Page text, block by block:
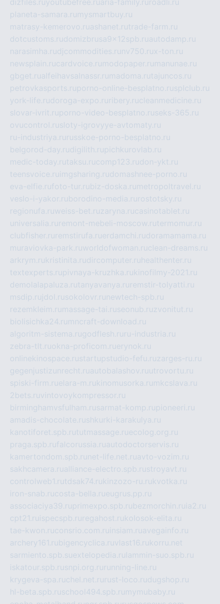
dizfiles.ruyoutubefree.ruaria-family.ru roadli.ru
planeta-samara.ru mysmartbuy.ru
matrasy-kemerovo.ruashanet.rutrade-farm.ru
dotcustoms.rudomizbrusa9x12spb.ruautodamp.ru
narasimha.rudjcommodities.ru nv750.rux-ton.ru
newsplain.rucardvoice.ru modopaper.ru manunae.ru
gbget.rualfeihavsalnassr.ru madoma.rutajuncos.ru
petrovkasports.ruporno-online-besplatno.rusplclub.ru
york-life.rudoroga-expo.ru ribery.rucleanmedicine.ru
slovar-ivrit.ruporno-video-besplatno.ruseks-365.ru
ovucontrol.rusloty-igrovyye-avtomaty.ru
ru-industriya.ru russkoe-porno-besplatno.ru
belgorod-day.rudigilith.rupichkurovlab.ru
medic-today.rutaksu.rucomp123.rudon-ykt.ru
teensvoice.ru imgsharing.rudomashnee-porno.ru
eva-elfie.rufoto-tur.rubiz-doska.ru metropoltravel.ru
veslo-i-yakor.ruborodino-media.ru rostotsky.ru
regionufa.ruweiss-bet.ruzaryna.rucasinotablet.ru
universalia.ru remont-mebeli-moscow.rutermomur.ru
clubfisher.ru remstirufa.ruerdamchi.rudoramamama.ru
muraviovka-park.ruworldofwoman.ruclean-dreams.ru
arkrym.rukristinita.rudircomputer.ru healthenter.ru
textexperts.rupivnaya-kruzhka.rukinofilmy-2021.ru
demolalapaluza.rutanyavanya.ru remstir-tolyatti.ru
msdip.ru jdol.rusokolovr.ru newtech-spb.ru
rezemkleim.ru massage-tai.ruseonub.ruzvonitut.ru
biolisichka24.ru mncraft-download.ru
algoritm-sistema.rugodflesh.ru ru-industria.ru
zebra-tlt.ruokna-proficom.ruerynok.ru
onlinekinospace.rustartupstudio-fefu.ruzarges-ru.ru
gegenjustizunrecht.ruautobalashov.ruutrovortu.ru
spiski-firm.ruelara-m.rukinomusorka.ru mkcslava.ru
2bets.ruvintovoykompressor.ru
birminghamvsfulham.rusarmat-komp.rupioneeri.ru
amadis-chocolate.rushkurki-karakulya.ru
kanotiforet.spb.rututmassage.ruecolog.org.ru
praga.spb.rufalcorussia.ruautodoctorservis.ru
kamertondom.spb.ru net-life.net.ruavto-vozim.ru
sakhcamera.rualliance-electro.spb.rustroyavt.ru
controlweb1.rutdsak74.rukinzozo-ru.rukvotka.ru
iron-snab.rucosta-bella.rueugrus.pp.ru
associaciya39.ruprimexpo.spb.rubezmorchin.ru ia2.ru
cpt21.ru ispecspb.ru regahost.rukolosok-elita.ru
tae-kwon.ruconsrio.com.ru insiam.ruavegainfo.ru
archery161.rubigencyclica.ruvlast16.rukorru.net
sarmiento.spb.suextelopedia.ru lammin-suo.spb.ru
iskatour.spb.rusnpi.org.ru running-line.ru
krygeva-spa.ruchel.net.ru rust-loco.rudugshop.ru
hl-beta.spb.ruschool494.spb.ru mymubaby.ru